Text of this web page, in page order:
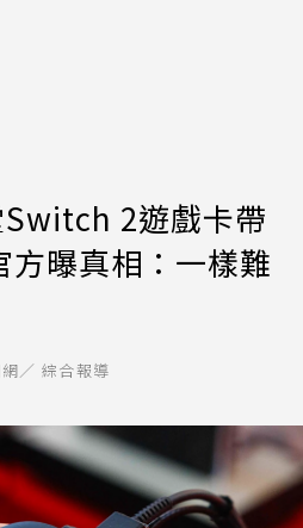
2遊戲卡帶
方曝真相：一樣難
／ 綜合報導